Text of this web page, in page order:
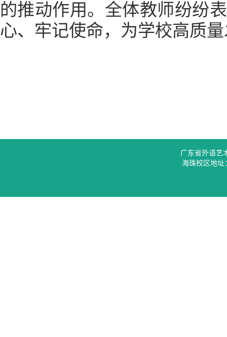
的推动作用。全体教师纷纷
心、牢记使命，为学校高质
广东省外语艺
海珠校区地址